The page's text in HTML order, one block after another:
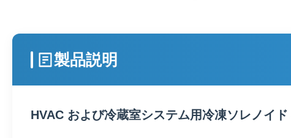
製品説明
HVAC および冷蔵室システム用冷凍ソレノイ